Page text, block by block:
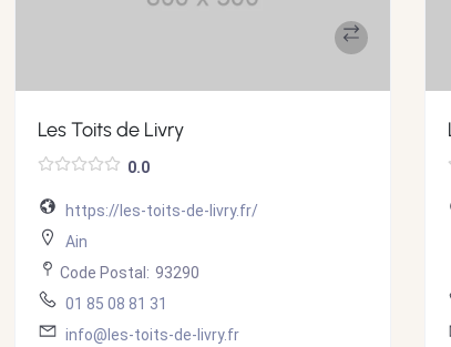
Les Toits de Livry
0.0
https://les-toits-de-livry.fr/
Ain
Code Postal: 93290
01 85 08 81 31
info@les-toits-de-livry.fr